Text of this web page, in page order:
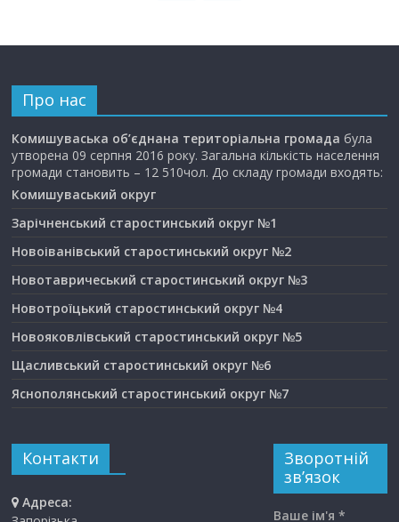
Про нас
Комишуваська об’єднана територіальна громада була
утворена 09 серпня 2016 року. Загальна кількість населення
громади становить – 12 510чол. До складу громади входять:
Комишуваський округ
Зарічненський старостинський округ №1
Новоіванівський старостинський округ №2
Новотавричеський старостинський округ №3
Новотроїцький старостинський округ №4
Новояковлівський старостинський округ №5
Щасливський старостинський округ №6
Яснополянський старостинський округ №7
Контакти
Адреса:
Зворотній
зв’язок
Ваше ім'я *